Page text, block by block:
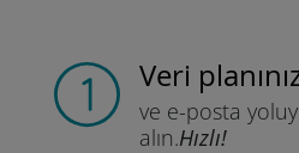
Veri
ve e-posta
alın.Hızlı!